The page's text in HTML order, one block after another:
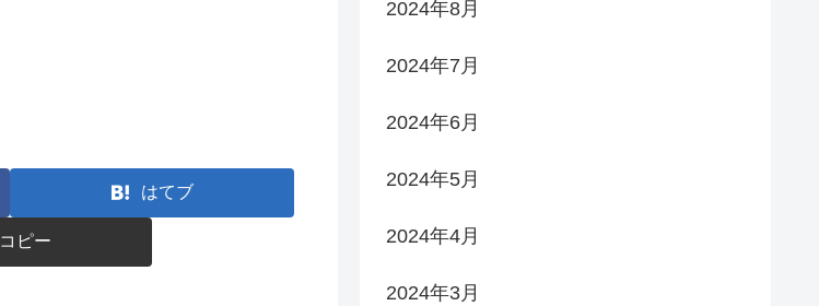
はてブ
コピー
2024年8月
2024年7月
2024年6月
2024年5月
2024年4月
2024年3月